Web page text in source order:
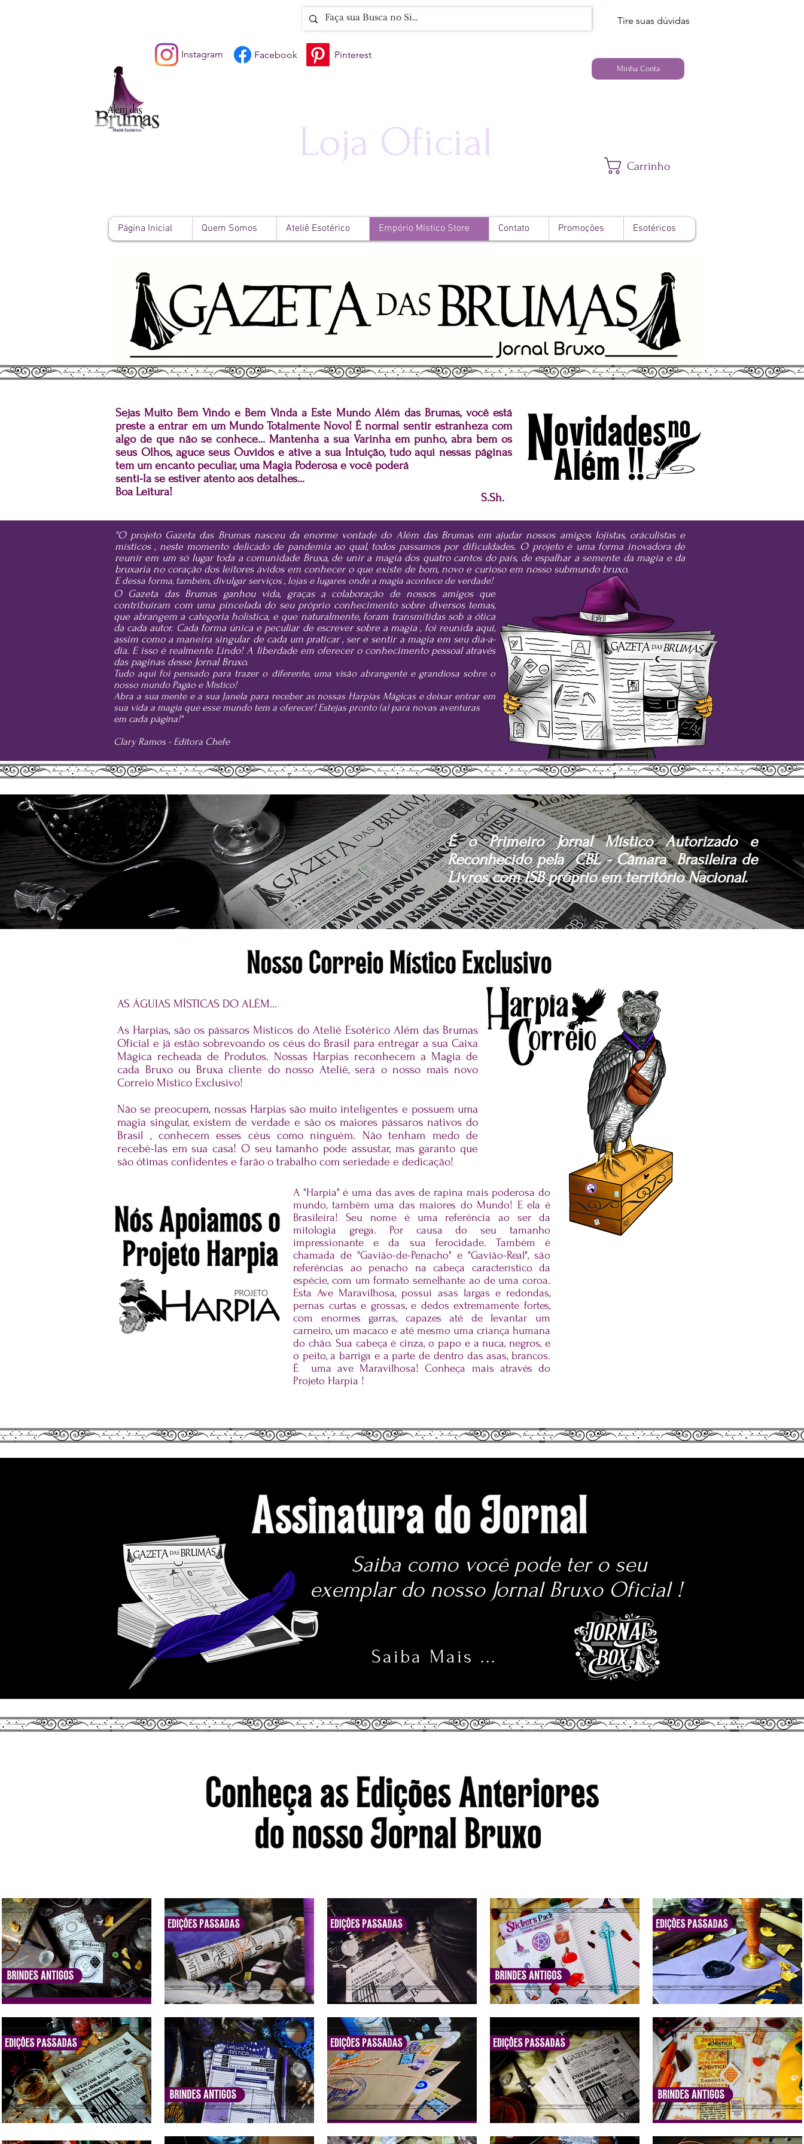
Tire suas dúvidas
Instagram
Loja Oficial
Minha Conta
Carrinho
Facebook Pinterest
Página Inicial Quem Somos Ateliê Esotérico Empório Místico Store Contato Promoções Esotéricos
Sejas Muito Bem Vindo e Bem Vinda a Este Mundo Além das Brumas, você está
preste a entrar em um Mundo Totalmente Novo! É normal sentir estranheza com
algo de que não se conhece... Mantenha a sua Varinha em punho, abra bem os
seus Olhos, aguce seus Ouvidos e ative a sua Intuição, tudo aqui nessas páginas
tem um encanto peculiar, uma Magia Poderosa e você poderá
senti-la se estiver atento aos detalhes...
Boa Leitura!
S.Sh.
"O projeto Gazeta das Brumas nasceu da enorme vontade do Além das Brumas em ajudar nossos amigos lojistas, oráculistas e
místicos , neste momento delicado de pandemia ao qual, todos passamos por dificuldades. O projeto é uma forma inovadora de
reunir em um só lugar toda a comunidade Bruxa, de unir a magia dos quatro cantos do país, de espalhar a semente da magia e da
bruxaria no coração dos leitores ávidos em conhecer o que existe de bom, novo e curioso em nosso submundo bruxo.
E dessa forma, também, divulgar serviços , lojas e lugares onde a magia acontece de verdade!
O Gazeta das Brumas ganhou vida, graças a colaboração de nossos amigos que
contribuíram com uma pincelada do seu próprio conhecimento sobre diversos temas,
que abrangem a categoria holística, e que naturalmente, foram transmitidas sob a ótica
da cada autor. Cada forma única e peculiar de escrever sobre a magia , foi reunida aqui,
assim como a maneira singular de cada um praticar , ser e sentir a magia em seu dia-a-
dia. E isso é realmente Lindo! A liberdade em oferecer o conhecimento pessoal através
das paginas desse Jornal Bruxo.
Tudo aqui foi pensado para trazer o diferente, uma visão abrangente e grandiosa sobre o
nosso mundo Pagão e Místico!
Abra a sua mente e a sua Janela para receber as nossas Harpias Mágicas e deixar entrar em
sua vida a magia que esse mundo tem a oferecer! Estejas pronto (a) para novas aventuras
em cada página!"
Clary Ramos - Editora Chefe
É o Primeiro Jornal Místico Autorizado e
Reconhecido pela CBL - Câmara Brasileira de
Livros com ISB próprio em território Nacional.
AS ÁGUIAS MÍSTICAS DO ALÉM...
As Harpias, são os pássaros Místicos do Ateliê Esotérico Além das Brumas
Oficial e já estão sobrevoando os céus do Brasil para entregar a sua Caixa
Mágica recheada de Produtos. Nossas Harpias reconhecem a Magia de
cada Bruxo ou Bruxa cliente do nosso Ateliê, será o nosso mais novo
Correio Místico Exclusivo!
Não se preocupem, nossas Harpias são muito inteligentes e possuem uma
magia singular, existem de verdade e são os maiores pássaros nativos do
Brasil , conhecem esses céus como ninguém. Não tenham medo de
recebê-las em sua casa! O seu tamanho pode assustar, mas garanto que
são ótimas confidentes e farão o trabalho com seriedade e dedicação!
A "Harpia" é uma das aves de rapina mais poderosa do
mundo, também uma das maiores do Mundo! E ela é
Brasileira! Seu nome é uma referência aoser da
mitologia grega. Por causa do seu tamanho
impressionante e da sua ferocidade. Também é
chamada de "Gavião-de-Penacho" e "Gavião-Real", são
referências ao penacho na cabeça característico da
espécie, com um formato semelhante ao de uma coroa.
Esta Ave Maravilhosa, possui asas largas e redondas,
pernas curtas e grossas, e dedos extremamente fortes,
com enormes garras, capazes até de levantar um
carneiro, um macaco e até mesmo uma criança humana
do chão. Sua cabeça é cinza, o papo e a nuca, negros, e
o peito, a barriga e a parte de dentro das asas, brancos.
É uma ave Maravilhosa! Conheça mais através do
Projeto Harpia !
Saiba como você pode ter o seu
exemplar do nosso Jornal Bruxo Oficial !
Saiba Mais ...